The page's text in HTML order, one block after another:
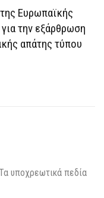
Ευρωπαϊκής
την εξάρθρωση
απάτης τύπου
υποχρεωτικά πεδία